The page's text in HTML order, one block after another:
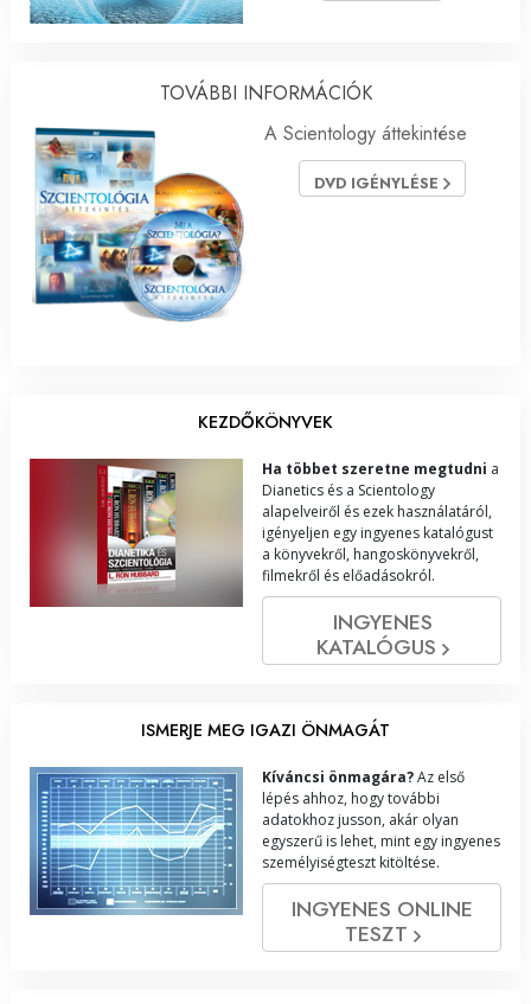
TOVÁBBI INFORMÁCIÓK
A Scientology áttekintése
DVD IGÉNYLÉSE
KEZDŐKÖNYVEK
Ha többet szeretne megtudni a
Dianetics és a Scientology
alapelveiről és ezek használatáról,
igényeljen egy ingyenes katalógust
a könyvekről, hangoskönyvekről,
filmekről és előadásokról.
INGYENES
KATALÓGUS
ISMERJE MEG IGAZI ÖNMAGÁT
Kíváncsi önmagára?Az első
lépés ahhoz, hogy további
adatokhoz jusson, akár olyan
egyszerű is lehet, mint egy ingyenes
személyiségteszt kitöltése.
INGYENES ONLINE
TESZT